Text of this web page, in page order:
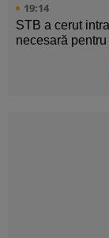
19:14
STB a cerut
necesară